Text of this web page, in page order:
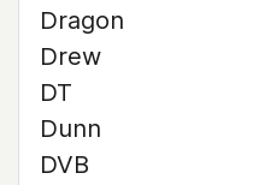
Dragon
Drew
DT
Dunn
DVB